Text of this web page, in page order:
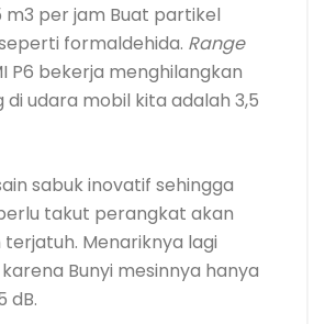
m3 per jam Buat partikel
formaldehida. Range
P6 bekerja menghilangkan
di udara mobil kita adalah 3,5
sabuk inovatif sehingga
takut perangkat akan
Menariknya lagi
Bunyi mesinnya hanya
dB.